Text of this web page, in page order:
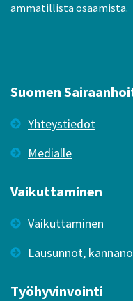
ammatillista osaamista.
Suomen
Yhteystiedot
Medialle
Vaikuttaminen
Vaikuttaminen
Lausunnot,
Työhyvinvointi